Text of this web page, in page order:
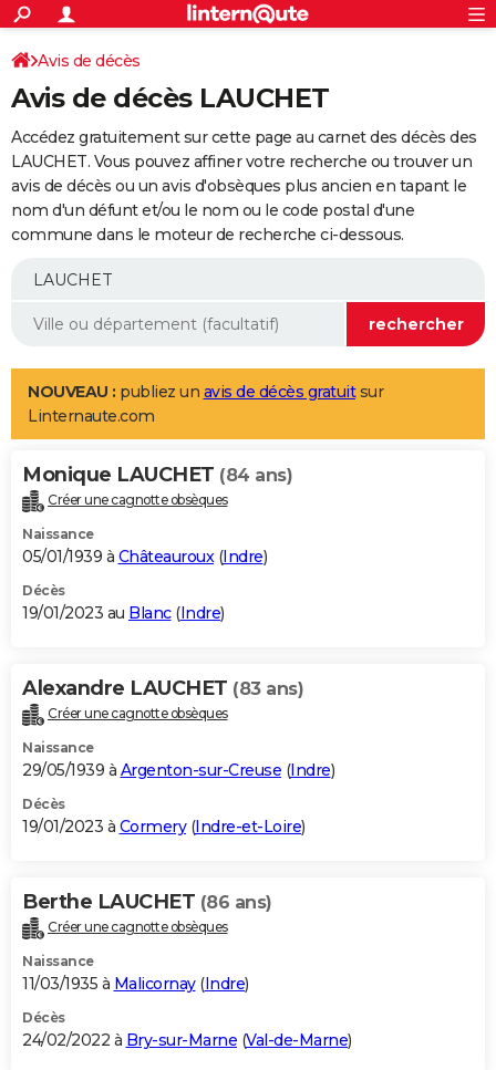
ACTUALITÉS
Politique
Société
Faits Divers
Education
Monde
Villes
+
SPORT
Coupe du monde 2026
Football
Tennis
Cyclisme
Rugby
Forum
Programme TV
TNTStreaming
Cinéma
Sorties cinéma
Musique
+
FINANCE
Retraite
Epargne
Immobilier
Risques naturels par ville
Banque
Assurance
AUTO
Essais
Réserver un essai
Citadines
Berlines
SUV
Forum auto
+
Mobiles
Meilleur smartphone
Internet
Ordinateurs
Jeux vidéo
Guide high-tech
Aménagement intérieur
LIFESTYLE
Art de vivre
Bien-être
Loisirs
Mode
Modes de vie
Alimentation
Guide de la santé
Maladies
Médicaments
Sommeil
VOYAGE
Destinations
City break
Voyage nature
Voyage de noces
Forum
Climat
+PHOTO
GUIDES D'ACHAT
BONS PLANS
Carte de Noël
Carte Bonne année
Carte Saint-Valentin
Carte Pâques
Carte d'anniversaire
DICTIONNAIRE
Dictionnaire
Biographies
Citations
Expressions
Proverbes
PROGRAMME TV
S'inscrire
Se connecter
Lycées
Collèges
Primaires
Universités
Entreprises
Service militaire
Avis de recherche
AVIS DE DÉCÈS
Bricolage
Lifestyle
Culture
Sport
Auto
Television
Voyage
Cinema
Avis de décès
Avis de décès LAUCHET
Accédez gratuitement sur cette page au carnet des décès des
LAUCHET. Vous pouvez affiner votre recherche ou trouver un
avis de décès ou un avis d'obsèques plus ancien en tapant le
nom d'un défunt et/ou le nom ou le code postal d'une
commune dans le moteur de recherche ci-dessous.
NOUVEAU : publiez un avis de décès gratuitsur
Linternaute.com
Monique LAUCHET (84 ans)
Créer une cagnotte obsèques
Naissance
05/01/1939 à Châteauroux(Indre)
Décès
19/01/2023 au Blanc(Indre)
Alexandre LAUCHET (83 ans)
Créer une cagnotte obsèques
Naissance
29/05/1939 à Argenton-sur-Creuse (Indre)
Décès
19/01/2023 à Cormery(Indre-et-Loire)
Berthe LAUCHET (86 ans)
Créer une cagnotte obsèques
Naissance
11/03/1935 à Malicornay(Indre)
Décès
24/02/2022 à Bry-sur-Marne (Val-de-Marne)